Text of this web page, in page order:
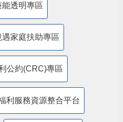
能透明專區
遇家庭扶助專區
公約(CRC)專區
利服務資源整合平台